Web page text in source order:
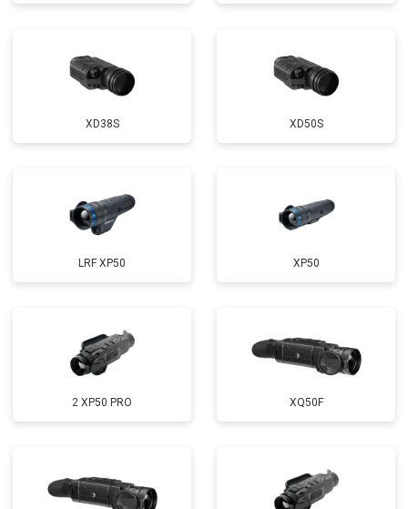
XD38S XD50S
LRF XP50 XP50
2 XP50 PRO XQ50F